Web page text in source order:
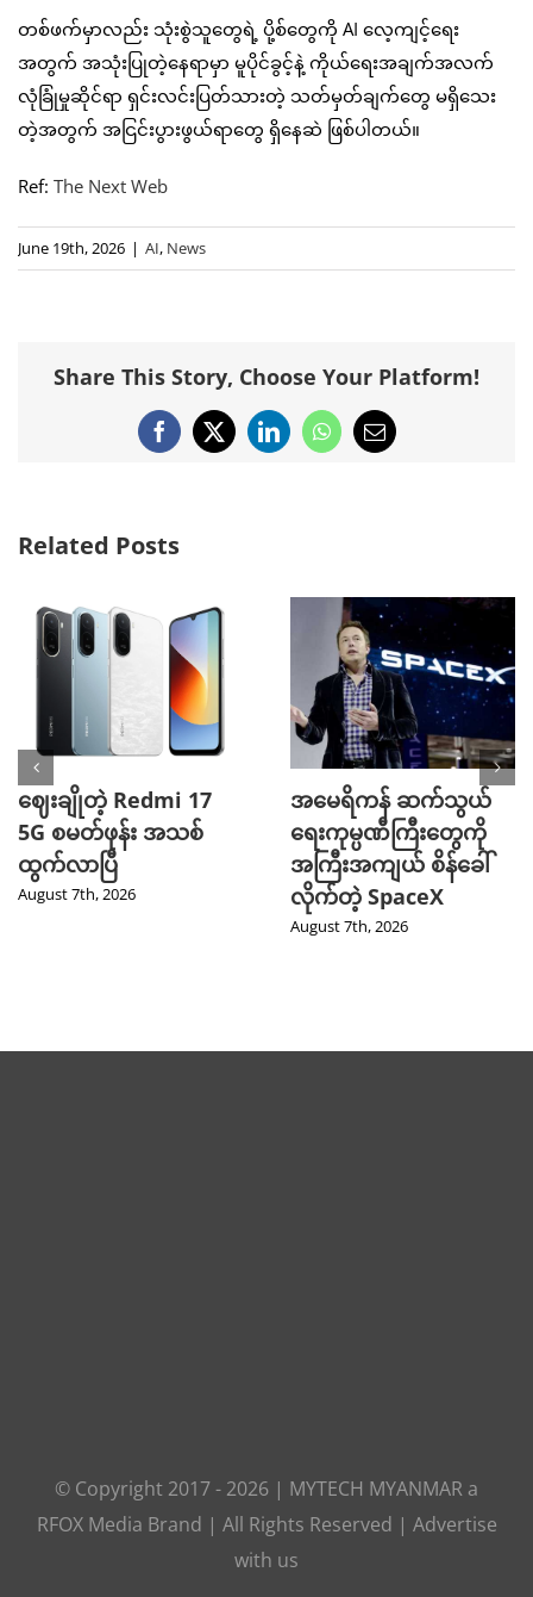
တစ်ဖက်မှာလည်း သုံးစွဲသူတွေရဲ့ ပို့စ်တွေကို AI လေ့ကျင့်ရေး
အတွက် အသုံးပြုတဲ့နေရာမှာ မူပိုင်ခွင့်နဲ့ ကိုယ်ရေးအချက်အလက်
လုံခြုံမှုဆိုင်ရာ ရှင်းလင်းပြတ်သားတဲ့ သတ်မှတ်ချက်တွေ မရှိသေး
တဲ့အတွက် အငြင်းပွားဖွယ်ရာတွေ ရှိနေဆဲ ဖြစ်ပါတယ်။
Ref: The Next Web
June 19th, 2026 | AI, News
Share This Story, Choose Your Platform!
Facebook
X LinkedInWhatsApp
Email
Related Posts
ဈေးချိုတဲ့ Redmi 17
5G စမတ်ဖုန်း အသစ်
ထွက်လာပြီ
August 7th, 2026
အမေရိကန် ဆက်သွယ်
ရေးကုမ္ပဏီကြီးတွေကို
အကြီးအကျယ် စိန်ခေါ်
လိုက်တဲ့ SpaceX
August 7th, 2026
© Copyright 2017 - 2026 | MYTECH MYANMAR a
RFOX Media Brand | All Rights Reserved | Advertise
with us